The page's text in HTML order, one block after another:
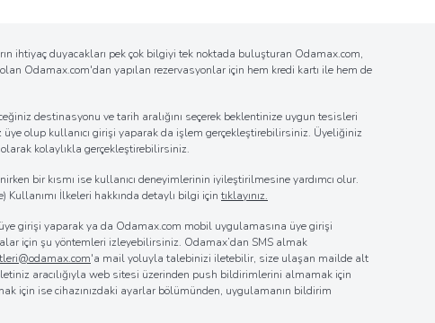
ihtiyaç duyacakları pek çok bilgiyi tek noktada buluşturan Odamax.com,
Odamax.com'dan yapılan rezervasyonlar için hem kredi kartı ile hem de
destinasyonu ve tarih aralığını seçerek beklentinize uygun tesisleri
olup kullanıcı girişi yaparak da işlem gerçekleştirebilirsiniz. Üyeliğiniz
kolaylıkla gerçekleştirebilirsiniz.
bir kısmı ise kullanıcı deneyimlerinin iyileştirilmesine yardımcı olur.
İlkeleri hakkında detaylı bilgi için tıklayınız.
girişi yaparak ya da Odamax.com mobil uygulamasına üye girişi
için şu yöntemleri izleyebilirsiniz. Odamax’dan SMS almak
'a mail yoluyla talebinizi iletebilir, size ulaşan mailde alt
aracılığıyla web sitesi üzerinden push bildirimlerini almamak için
için ise cihazınızdaki ayarlar bölümünden, uygulamanın bildirim